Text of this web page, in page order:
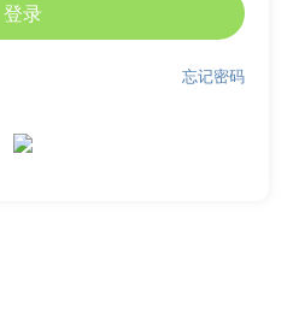
登录
忘记密码